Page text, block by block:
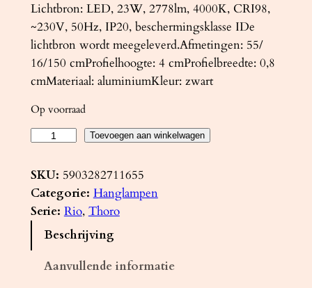
Lichtbron: LED, 23W, 2778lm, 4000K, CRI98,
~230V, 50Hz, IP20, beschermingsklasse IDe
lichtbron wordt meegeleverd.Afmetingen: 55/
16/150 cmProfielhoogte: 4 cmProfielbreedte: 0,8
cmMateriaal: aluminiumKleur: zwart
Op voorraad
n
g
l
Toevoegen aan winkelwagen
SKU: 5903282711655
Categorie: Hanglampen
Serie: Rio, Thoro
Beschrijving
Aanvullende informatie